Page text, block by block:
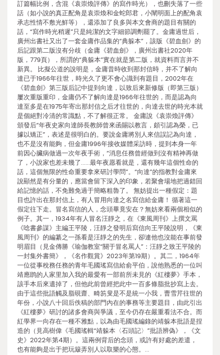
訂篇幅比例，含混《袁崇煥評傳》的寫作時光），也刪失落了一些
話（如小說的真正配角是袁崇煥和金蛇郎君，小闡明面上的配角袁
承志性情不敷光鮮等），還添加了良多與本文會商的題目有關的
話，“寫作時光稍遲”只是純潔的文字細節調劑罷了。金庸過世后，
廣州出書社又出了一套金庸作品集的“典躲本”，該版《碧血劍》的
后記跟第二版沒有分歧（金庸《碧血劍》，廣州出書社2020年
版，779頁），所謂的“典躲本”實在就是第二版，就資料而言并不
新異。 比擬公道的說明是，金庸昔時收到那封信時，并不了解向
達已于1966年往世，時光久了更不會心識到有題目，2002年在
《碧血劍》第三版后記中提到向達，以致后來新修版（即第三版）
屢次重版重印，金庸仍不了解向達是1966年往世的，而是認為向
達至多是在1975年寄出那封信之后才往世的，向達去世的時光本就
是個絕對冷清的常識點，不了解很正常。 金庸說《袁崇煥評傳》
頒發后“年夜史家向達師長教師曾來函賜以教言，頗引認為榮，已
據以矯正”，表述是很明白的。要說金庸將別人來信誤記為向達，
也不是沒有能夠，但金庸1996年接收媒體采訪時，提到本身一年
前因心臟病做過一次年夜手術，“消息任務曾經做到沒有精神再做
了，小說家也差未幾了……最年夜愿看就是，還有幾年這個性命的
話，這個無限的性命重要拿來研討學問”。“向達”的指教對金庸來
說顯然是有分量的，應當會留下深入的印象，若聚會場地把過錯回
給記憶的話，不免難免過于簡略粗魯了。 無妨提出一種假定：題
目也許出在那封信上，有人冒用向達之名寫信給金庸！ 循著這一
假定往下走。冒名寫信的人，念頭畢竟安在？無妨來看兩個相似的
例子。其一，1934年有人冒名汪靜之，在《東風周刊》上撰文罵
《唸書參謀》主編王平陵，汪靜之發明后寫信向王平陵說明，《東
風周刊》的編纂之一孫看是汪靜之的先生，卻連他也沒能在事前發
明眉目（見金傳勝《瑜伽教室“關于冒名罵人”：汪靜之致王平陵的
一封集外書簡》，《名作觀賞》2023年第19期）。其二，1964年
一位從事稅務任務的青年毛國瑤寫信給俞平伯，說他熟悉的一位叫
靖應鹍的人家里加入我的最愛有一部前所未見的《紅樓夢》手本，
該手本后來遺掉了，但他此前曾經把此中一百多條脂批抄寫上去。
由于這些批語觸及脂硯齋、畸笏叟是不是統一小我，曹雪芹往世的
年份，小說八十回后佚稿的部門內在的事務等主要題目，由此引出
《紅樓夢》研討的諸多會商與爭議，至今仍存在嚴重看法不合。而
紅學界一向存在一種不雅點，以為由毛國瑤編錄的靖躲本批語是捏
造的（見高樹偉《毛國瑤輯“靖躲本〈石頭記〉”批語辨偽》，《文
史》2022年第4期）。這兩例背后的念頭，或許有好處的差遣，
也有能夠是出于把玩簸弄別人以取樂的心態。…